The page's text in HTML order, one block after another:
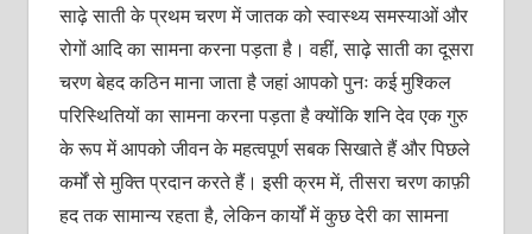
साढ़े साती के प्रथम चरण में जातक को स्वास्थ्य समस्याओं और
रोगों आदि का सामना करना पड़ता है। वहीं, साढ़े साती का दूसरा
चरण बेहद कठिन माना जाता है जहां आपको पुनः कई मुश्किल
परिस्थितियों का सामना करना पड़ता है क्योंकि शनि देव एक गुरु
के रूप में आपको जीवन के महत्वपूर्ण सबक सिखाते हैं और पिछले
कर्मों से मुक्ति प्रदान करते हैं। इसी क्रम में, तीसरा चरण काफ़ी
हद तक सामान्य रहता है, लेकिन कार्यों में कुछ देरी का सामना